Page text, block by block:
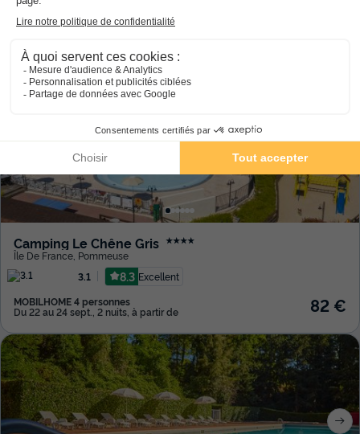
MOBILHOME 6 personnes
Du 6 au 8 oct., 2 nuits, à partir de
Annulation gratuite
Camping Le Chêne Gris ★★★★
Île De France Pommeuse
3.1
8.3 Excellent
MOBILHOME 4 personnes
Du 22 au 24 sept., 2 nuits, à partir de 82 €